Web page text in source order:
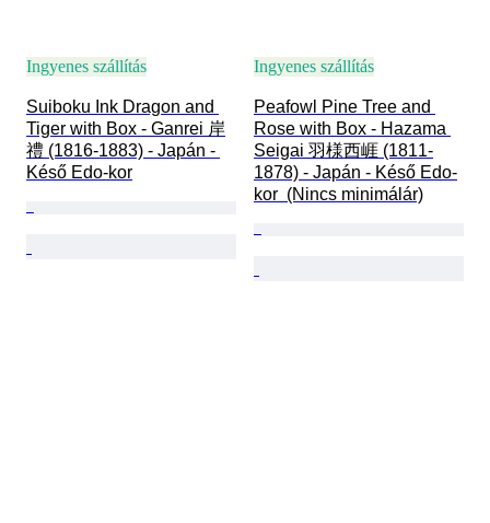
Ingyenes szállítás
Suiboku Ink Dragon and
Tiger with Box - Ganrei 岸
禮 (1816-1883) - Japán -
Késő Edo-kor
Ingyenes szállítás
Peafowl Pine Tree and
Rose with Box - Hazama
Seigai 羽様西崕 (1811-
1878) - Japán - Késő Edo-
kor  (Nincs minimálár)